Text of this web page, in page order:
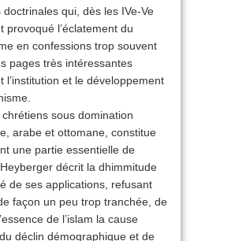
doctrinales qui, dès les IVe-Ve
provoqué l’éclatement du
en confessions trop souvent
pages très intéressantes
l’institution et le développement
sous domination
arabe et ottomane, constitue
une partie essentielle de
Heyberger décrit la dhimmitude
de ses applications, refusant
façon un peu trop tranchée, de
de l’islam la cause
déclin démographique et de